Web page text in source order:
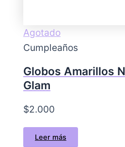
Agotado
Cumpleaños
Globos Amarillos
Glam
$2.000
Leer más